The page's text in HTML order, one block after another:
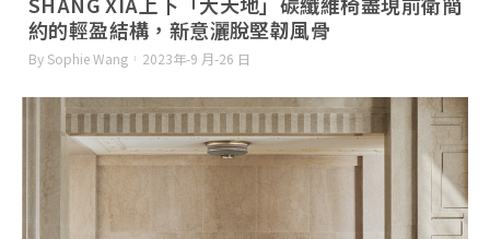
約的輕盈結構，新意灑脫堅韌風骨
By Sophie Wang 2023年-9 月-26 日